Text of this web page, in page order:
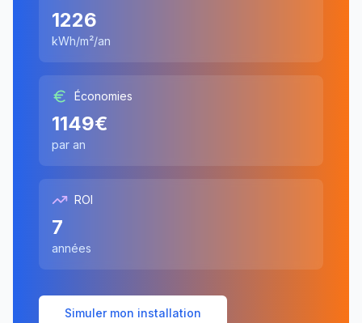
1226
kWh/m²/an
Économies
1149€
par an
ROI
7
années
Simuler mon installation